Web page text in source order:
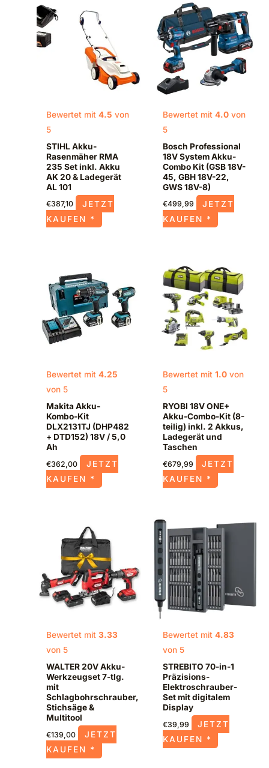
Bewertet mit4.5 von
5
STIHL Akku-
Rasenmäher RMA
235 Set inkl. Akku
AK 20 & Ladegerät
AL 101
€387,10
JETZT
KAUFEN *
Bewertet mit 4.0von
5
Bosch Professional
18V System Akku-
Combo Kit (GSB 18V-
45, GBH 18V-22,
GWS 18V-8)
€499,99
JETZT
KAUFEN *
Bewertet mit4.25
von 5
Makita Akku-
Kombo-Kit
DLX2131TJ (DHP482
+ DTD152) 18V / 5,0
Ah
€362,00
JETZT
KAUFEN *
Bewertet mit 1.0von
5
RYOBI 18V ONE+
Akku-Combo-Kit (8-
teilig) inkl. 2 Akkus,
Ladegerät und
Taschen
€679,99
JETZT
KAUFEN *
Bewertet mit3.33
von 5
WALTER 20V Akku-
Werkzeugset 7-tlg.
mit
Schlagbohrschrauber,
Stichsäge &
Multitool
€139,00
JETZT
KAUFEN *
Bewertet mit 4.83
von 5
STREBITO 70-in-1
Präzisions-
Elektroschrauber-
Set mit digitalem
Display
€39,99
JETZT
KAUFEN *